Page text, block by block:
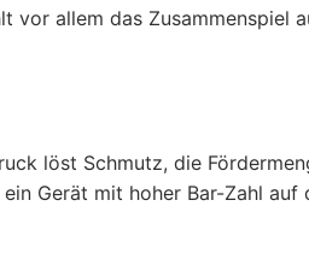
allem das Zusammenspiel
löst Schmutz, die
Gerät mit hoher Bar-Zahl auf